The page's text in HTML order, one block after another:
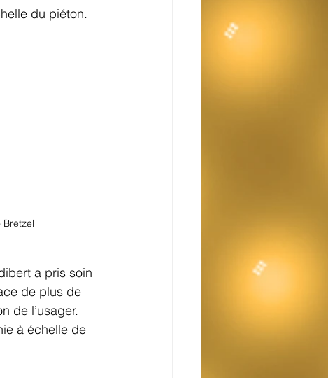
du piéton.
a pris soin
de plus de
de l’usager.
à échelle de